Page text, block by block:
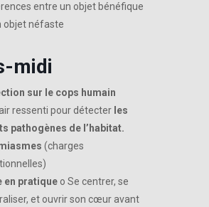
entre un objet bénéfique
objet néfaste
midi
sur le cops humain
ressenti pour détecter les
pathogènes de l’habitat.
(charges
en pratique o Se centrer, se
et ouvrir son cœur avant